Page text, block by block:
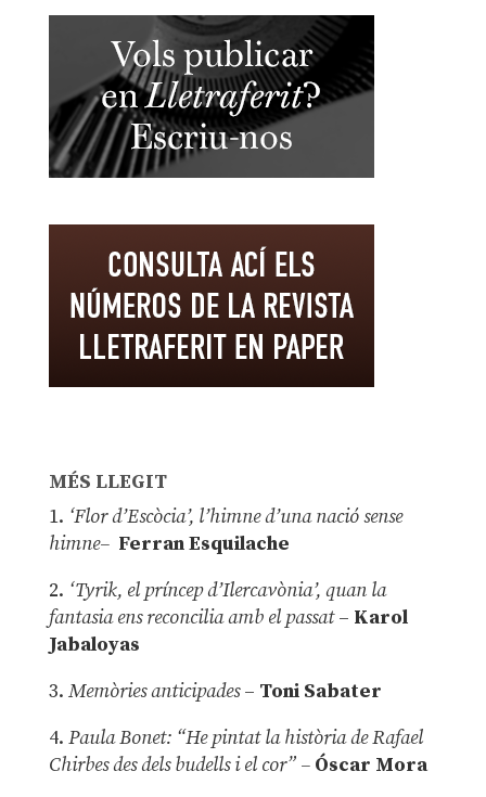
MÉS LLEGIT
1. ‘Flor d’Escòcia’, l’himne d’una nació sense
himne– Ferran Esquilache
2. ‘Tyrik, el príncep d’Ilercavònia’, quan la
fantasia ens reconcilia amb el passat– Karol
Jabaloyas
3. Memòries anticipades– Toni Sabater
4. Paula Bonet: “He pintat la història de Rafael
Chirbes des dels budells i el cor” –Óscar Mora